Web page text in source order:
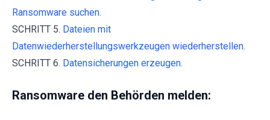
Ransomware suchen.
SCHRITT 5. Dateien mit
Datenwiederherstellungswerkzeugen wiederherstellen.
SCHRITT 6. Datensicherungen erzeugen.
Ransomware den Behörden melden: